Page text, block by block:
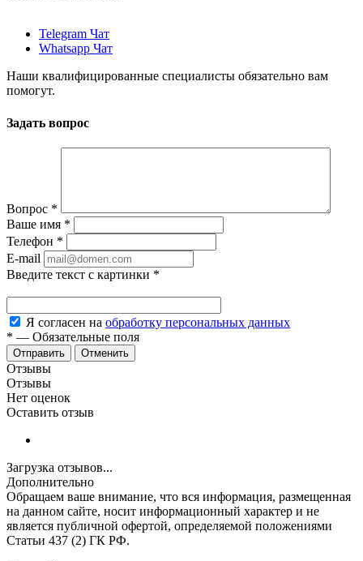
Telegram Чат
Whatsapp Чат
Наши квалифицированные специалисты обязательно вам
помогут.
Задать вопрос
Вопрос *
Ваше имя *
Телефон *
E-mail
Введите текст с картинки *
Я согласен на обработку персональных данных
* — Обязательные поля
Отменить
Отзывы
Отзывы
Нет оценок
Оставить отзыв
Загрузка отзывов...
Дополнительно
Обращаем ваше внимание, что вся информация, размещенная
на данном сайте, носит информационный характер и не
является публичной офертой, определяемой положениями
Статьи 437 (2) ГК РФ.